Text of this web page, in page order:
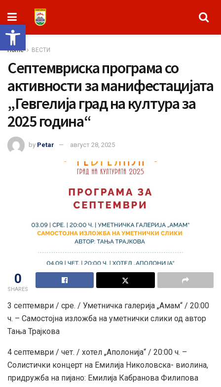
Open toolbar
Home ВЕСТИ
Септемвриска програма со
активности за манифестацијата
„Гевгелија град на култура за
2025 година“
by Petar август 28, 2025
0
SHARES
3 септември / сре. / Уметничка галерија „Амам“ / 20:00
ч. – Самостојна изложба на уметнички слики од автор
Тања Трајкова
4 септември / чет. / хотел „Аполонија“ / 20:00 ч. –
Солистички концерт на Емилија Николовска- виолина,
придружба на пијано: Емилија Кабранова Филипова